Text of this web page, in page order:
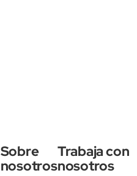
Sobre
nosotros
Trabaja con
nosotros